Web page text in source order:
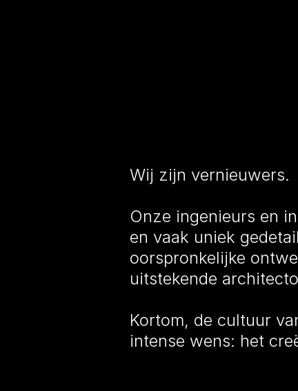
Wij zijn vernieuwers.
Onze ingenieurs en
en vaak uniek
oorspronkelijke
uitstekende
Kortom, de cultuur
intense wens: het